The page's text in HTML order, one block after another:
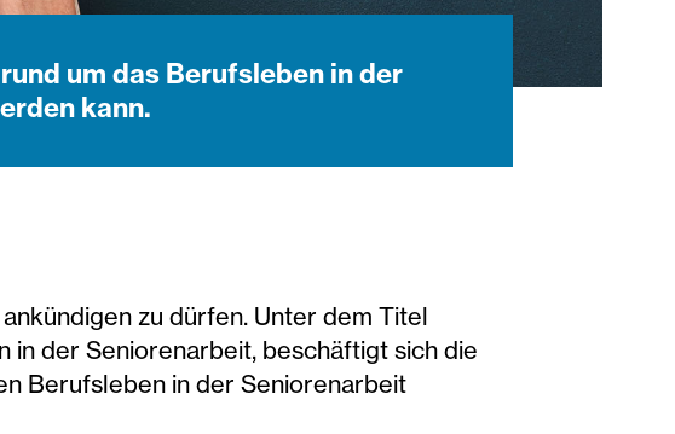
um das Berufsleben in der
kann.
zu dürfen. Unter dem Titel
in der Seniorenarbeit, beschäftigt sich die
Berufsleben in der Seniorenarbeit